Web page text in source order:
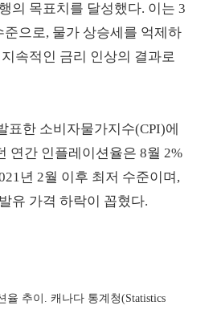
의 목표치를 달성했다. 이는 3
준으로, 물가 상승세를 억제하
속적인 금리 인상의 결과로
표한 소비자물가지수(CPI)에
연간 인플레이션율은 8월 2%
년 2월 이후 최저 수준이며,
유 가격 하락이 꼽혔다.
율 추이. 캐나다 통계청(Statistics